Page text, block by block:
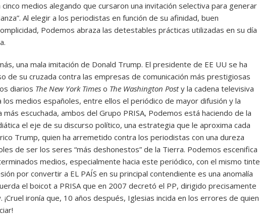
medios alegando que cursaron una invitación selectiva para generar
Al elegir a los periodistas en función de su afinidad, buen
Podemos abraza las detestables prácticas utilizadas en su día
una mala imitación de Donald Trump. El presidente de EE UU se ha
de su cruzada contra las empresas de comunicación más prestigiosas
diarios The New York Times o The Washington Posty la cadena televisiva
los medios españoles, entre ellos el periódico de mayor difusión y la
más escuchada, ambos del Grupo PRISA, Podemos está haciendo de la
el eje de su discurso político, una estrategia que le aproxima cada
Trump, quien ha arremetido contra los periodistas con una dureza
de ser los seres “más deshonestos” de la Tierra. Podemos escenifica
medios, especialmente hacia este periódico, con el mismo tinte
por convertir a EL PAÍS en su principal contendiente es una anomalía
el boicot a PRISA que en 2007 decretó el PP, dirigido precisamente
¡Cruel ironía que, 10 años después, Iglesias incida en los errores de quien